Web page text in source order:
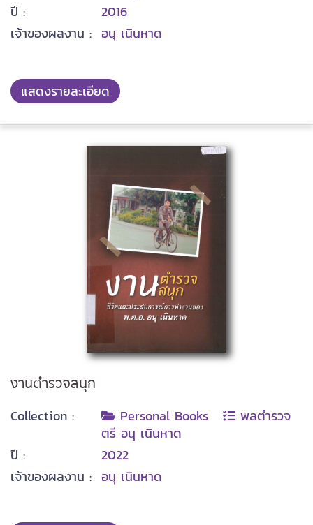
ปี :
2016
เจ้าของผลงาน : อนุ เนินหาด
แสดงรายละเอียด
งานตำรวจสนุก
Collection : Personal Books
พลตำรวจ
ตรี อนุ เนินหาด
ปี :
2022
เจ้าของผลงาน : อนุ เนินหาด